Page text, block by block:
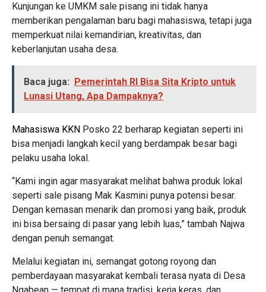
Kunjungan ke UMKM sale pisang ini tidak hanya
memberikan pengalaman baru bagi mahasiswa, tetapi juga
memperkuat nilai kemandirian, kreativitas, dan
keberlanjutan usaha desa.
Baca juga: Pemerintah RI Bisa Sita Kripto untuk
Lunasi Utang, Apa Dampaknya?
Mahasiswa KKN Posko 22 berharap kegiatan seperti ini
bisa menjadi langkah kecil yang berdampak besar bagi
pelaku usaha lokal.
“Kami ingin agar masyarakat melihat bahwa produk lokal
seperti sale pisang Mak Kasmini punya potensi besar.
Dengan kemasan menarik dan promosi yang baik, produk
ini bisa bersaing di pasar yang lebih luas,” tambah Najwa
dengan penuh semangat.
Melalui kegiatan ini, semangat gotong royong dan
pemberdayaan masyarakat kembali terasa nyata di Desa